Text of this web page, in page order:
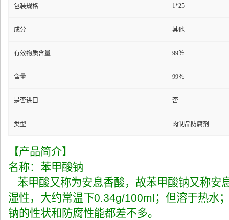
包装规格 1*25
成分 其他
有效物质含量 99％
含量 99％
是否进口 否
类型 肉制品防腐剂
【产品简介】
名称：苯甲酸钠
苯甲酸又称为安息香酸，故苯甲酸钠又称安
湿性，大约常温下0.34g/100ml；但溶于热水
钠的性状和防腐性能都差不多。